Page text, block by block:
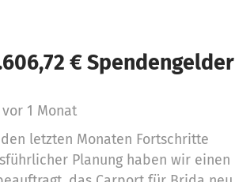
€ Spendengelder
vor 1 Monat
letzten Monaten Fortschritte
Planung haben wir einen